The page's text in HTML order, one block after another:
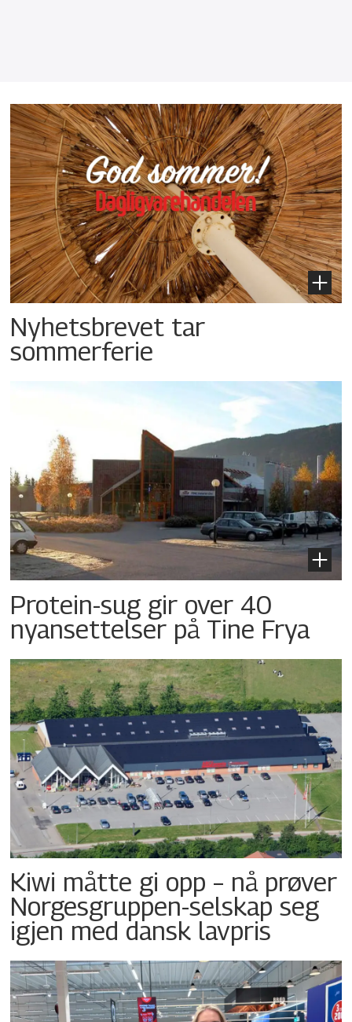
Nyhetsbrevet tar
sommerferie
Protein-sug gir over 40
nyansettelser på Tine Frya
Kiwi måtte gi opp – nå prøver
Norgesgruppen-selskap seg
igjen med dansk lavpris